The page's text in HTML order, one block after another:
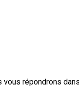
répondrons